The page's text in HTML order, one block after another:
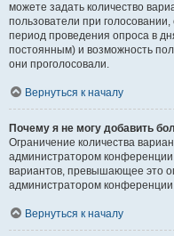
можете задать количество
пользователи при
период проведения опроса в
постоянным) и возможность
они проголосовали.
Вернуться к началу
Почему я не могу добавить
Ограничение количества
администратором
вариантов, превышающее это
администратором
Вернуться к началу